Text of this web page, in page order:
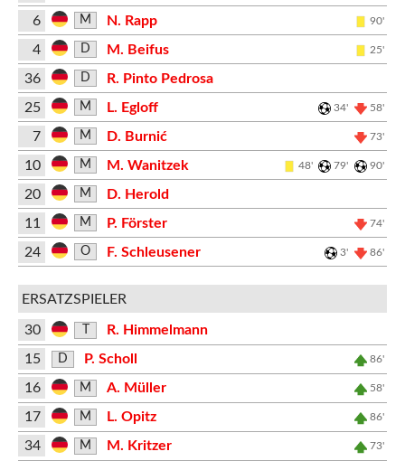
6 M N. Rapp 90'
4 D M. Beifus 25'
36 D
R. Pinto Pedrosa
25
M L. Egloff 34' 58'
7 M D. Burnić 73'
10 M M. Wanitzek 48' 79' 90'
20 M
D. Herold
11
M P. Förster 74'
24 O F. Schleusener 3' 86'
ERSATZSPIELER
30
R. Himmelmann
15
D P. Scholl 86'
16 M A. Müller 58'
17 M L. Opitz 86'
34 M M. Kritzer 73'